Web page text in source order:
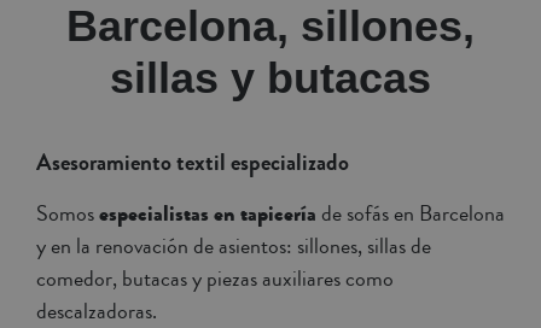
Barcelona, sillones,
sillas y butacas
Asesoramiento textil especializado
Somosespecialistas en tapicería de sofás en Barcelona
y en la renovación de asientos: sillones, sillas de
comedor, butacas y piezas auxiliares como
descalzadoras.